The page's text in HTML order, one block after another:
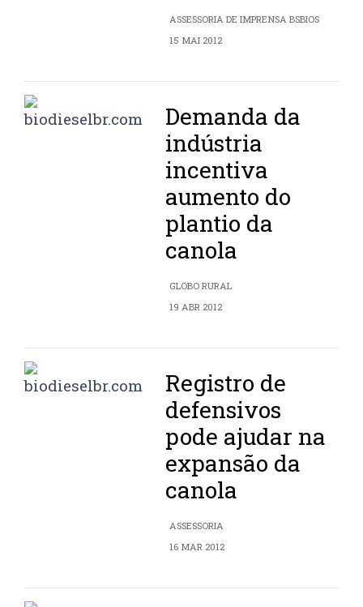
ASSESSORIA DE IMPRENSA BSBIOS
15 MAI 2012
Demanda da
indústria
incentiva
aumento do
plantio da
canola
GLOBO RURAL
19 ABR 2012
Registro de
defensivos
pode ajudar na
expansão da
canola
ASSESSORIA
16 MAR 2012